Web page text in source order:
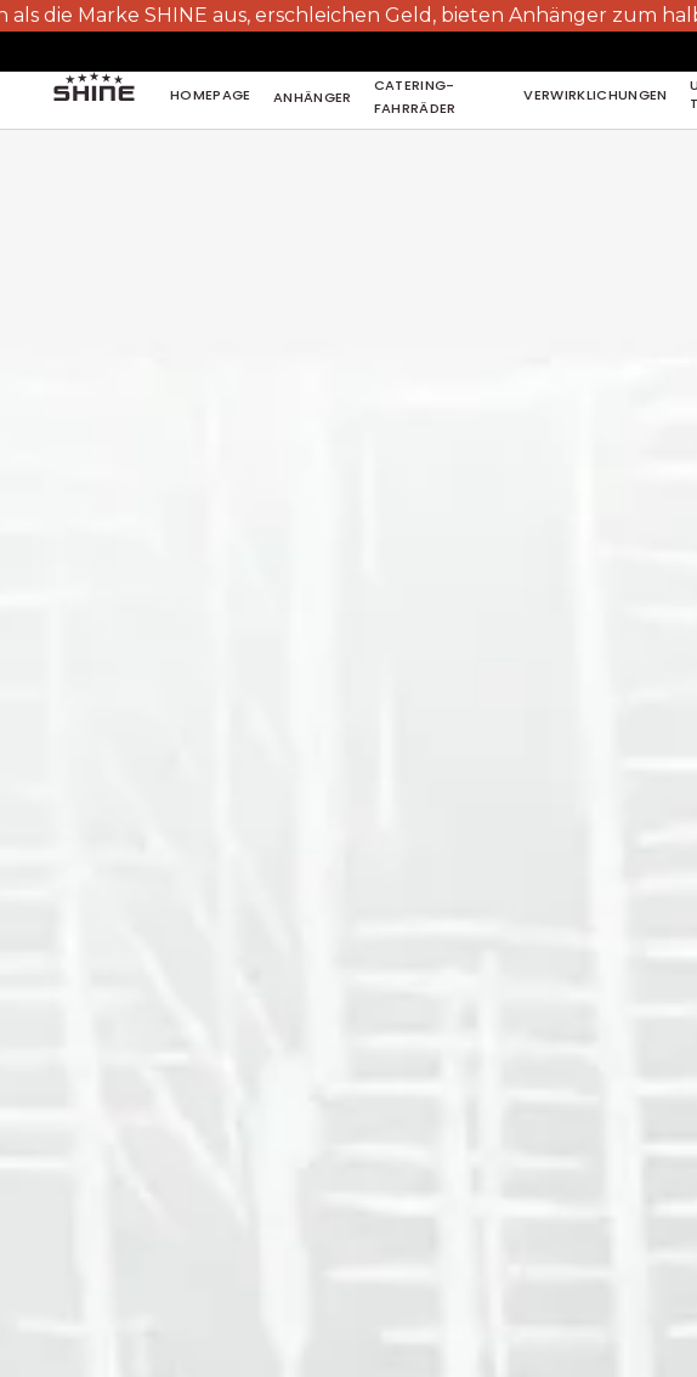
HOMEPAGE
ANHÄNGER
CATERING-
FAHRRÄDER
VERWIRKLICHUNGEN
SHINE aus, erschleichen Geld, bieten Anhänger zum halben